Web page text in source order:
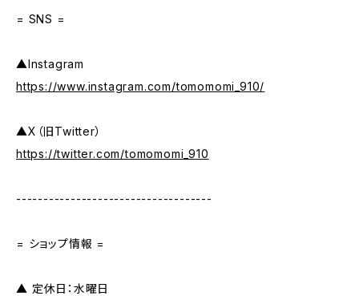
= SNS =
▲Instagram
https://www.instagram.com/tomomomi_910/
▲X（旧Twitter）
https://twitter.com/tomomomi_910
------------------------------------
= ショップ情報 =
▲ 定休日：水曜日